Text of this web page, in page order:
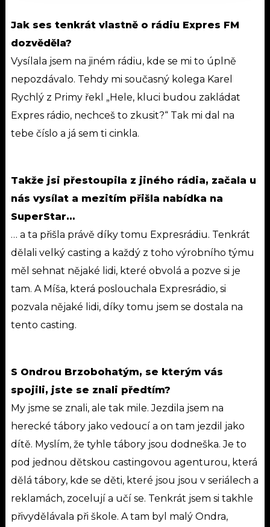
Jak ses tenkrát vlastně o rádiu Expres FM
dozvěděla?
Vysílala jsem na jiném rádiu, kde se mi to úplně
nepozdávalo. Tehdy mi současný kolega Karel
Rychlý z Primy řekl „Hele, kluci budou zakládat
Expres rádio, nechceš to zkusit?“ Tak mi dal na
tebe číslo a já sem ti cinkla.
Takže jsi přestoupila z jiného rádia, začala u
nás vysílat a mezitím přišla nabídka na
SuperStar…
… a ta přišla právě díky tomu Expresrádiu. Tenkrát
dělali velký casting a každý z toho výrobního týmu
měl sehnat nějaké lidi, které obvolá a pozve si je
tam. A Míša, která poslouchala Expresrádio, si
pozvala nějaké lidi, díky tomu jsem se dostala na
tento casting.
S Ondrou Brzobohatým, se kterým vás
spojili, jste se znali předtím?
My jsme se znali, ale tak mile. Jezdila jsem na
herecké tábory jako vedoucí a on tam jezdil jako
dítě. Myslím, že tyhle tábory jsou dodneška. Je to
pod jednou dětskou castingovou agenturou, která
dělá tábory, kde se děti, které jsou jsou v seriálech a
reklamách, zocelují a učí se. Tenkrát jsem si takhle
přivydělávala při škole. A tam byl malý Ondra,